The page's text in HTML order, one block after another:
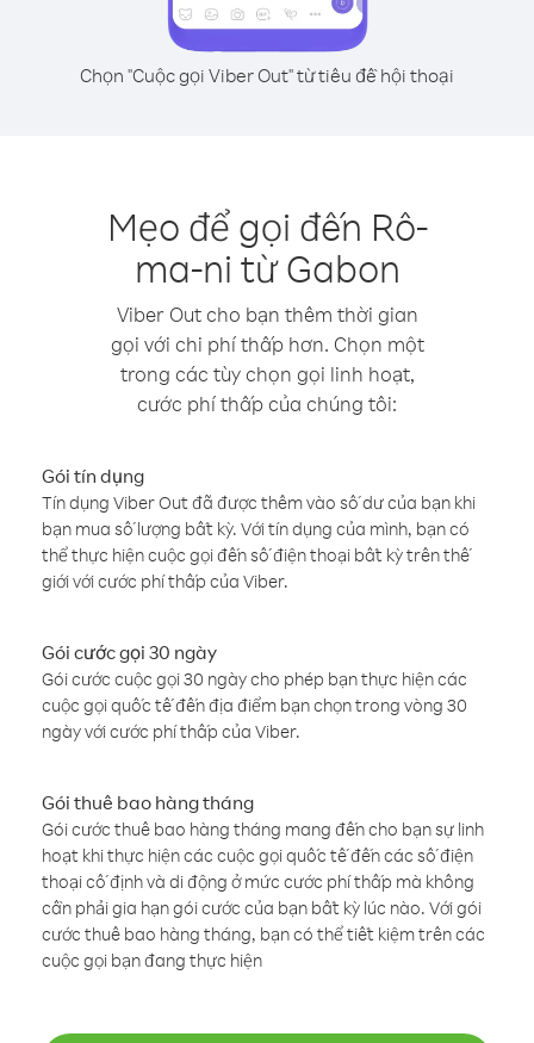
Chọn "Cuộc gọi Viber Out" từ tiêu đề hội thoại
Mẹo để gọi đến Rô-
ma-ni từ Gabon
Viber Out cho bạn thêm thời gian
gọi với chi phí thấp hơn. Chọn một
trong các tùy chọn gọi linh hoạt,
cước phí thấp của chúng tôi:
Gói tín dụng
Tín dụng Viber Out đã được thêm vào số dư của bạn khi
bạn mua số lượng bất kỳ. Với tín dụng của mình, bạn có
thể thực hiện cuộc gọi đến số điện thoại bất kỳ trên thế
giới với cước phí thấp của Viber.
Gói cước gọi 30 ngày
Gói cước cuộc gọi 30 ngày cho phép bạn thực hiện các
cuộc gọi quốc tế đến địa điểm bạn chọn trong vòng 30
ngày với cước phí thấp của Viber.
Gói thuê bao hàng tháng
Gói cước thuê bao hàng tháng mang đến cho bạn sự linh
hoạt khi thực hiện các cuộc gọi quốc tế đến các số điện
thoại cố định và di động ở mức cước phí thấp mà không
cần phải gia hạn gói cước của bạn bất kỳ lúc nào. Với gói
cước thuê bao hàng tháng, bạn có thể tiết kiệm trên các
cuộc gọi bạn đang thực hiện